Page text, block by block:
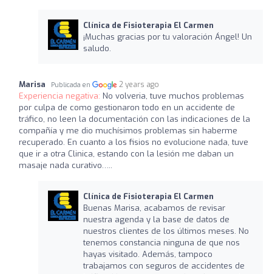
Clínica de Fisioterapia El Carmen
¡Muchas gracias por tu valoración Ángel! Un
saludo.
Marisa Publicada en 2 years ago
Experiencia negativa: No volveria, tuve muchos problemas
por culpa de como gestionaron todo en un accidente de
tráfico, no leen la documentación con las indicaciones de la
compañía y me dio muchísimos problemas sin haberme
recuperado. En cuanto a los fisios no evolucione nada, tuve
que ir a otra Clinica, estando con la lesión me daban un
masaje nada curativo…..
Clínica de Fisioterapia El Carmen
Buenas Marisa, acabamos de revisar
nuestra agenda y la base de datos de
nuestros clientes de los últimos meses. No
tenemos constancia ninguna de que nos
hayas visitado. Además, tampoco
trabajamos con seguros de accidentes de